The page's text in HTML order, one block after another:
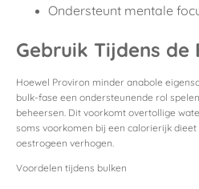
Ondersteunt mentale
Gebruik Tijdens de
Hoewel Proviron minder anabole
bulk-fase een ondersteunende rol
beheersen. Dit voorkomt overtollige
soms voorkomen bij een calorierijk dieet
oestrogeen verhogen.
Voordelen tijdens bulken